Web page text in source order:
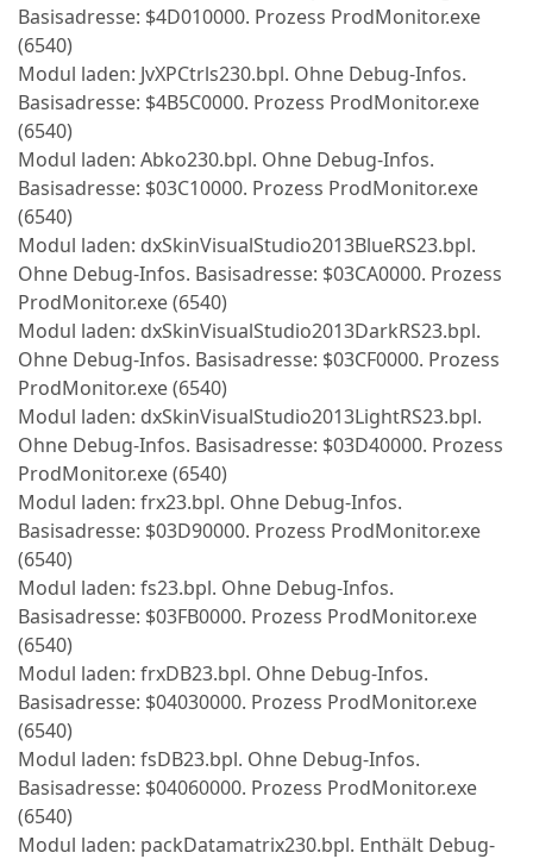
Basisadresse: $4D010000. Prozess ProdMonitor.exe
(6540)
Modul laden: JvXPCtrls230.bpl. Ohne Debug-Infos.
Basisadresse: $4B5C0000. Prozess ProdMonitor.exe
(6540)
Modul laden: Abko230.bpl. Ohne Debug-Infos.
Basisadresse: $03C10000. Prozess ProdMonitor.exe
(6540)
Modul laden: dxSkinVisualStudio2013BlueRS23.bpl.
Ohne Debug-Infos. Basisadresse: $03CA0000. Prozess
ProdMonitor.exe (6540)
Modul laden: dxSkinVisualStudio2013DarkRS23.bpl.
Ohne Debug-Infos. Basisadresse: $03CF0000. Prozess
ProdMonitor.exe (6540)
Modul laden: dxSkinVisualStudio2013LightRS23.bpl.
Ohne Debug-Infos. Basisadresse: $03D40000. Prozess
ProdMonitor.exe (6540)
Modul laden: frx23.bpl. Ohne Debug-Infos.
Basisadresse: $03D90000. Prozess ProdMonitor.exe
(6540)
Modul laden: fs23.bpl. Ohne Debug-Infos.
Basisadresse: $03FB0000. Prozess ProdMonitor.exe
(6540)
Modul laden: frxDB23.bpl. Ohne Debug-Infos.
Basisadresse: $04030000. Prozess ProdMonitor.exe
(6540)
Modul laden: fsDB23.bpl. Ohne Debug-Infos.
Basisadresse: $04060000. Prozess ProdMonitor.exe
(6540)
Modul laden: packDatamatrix230.bpl. Enthält Debug-